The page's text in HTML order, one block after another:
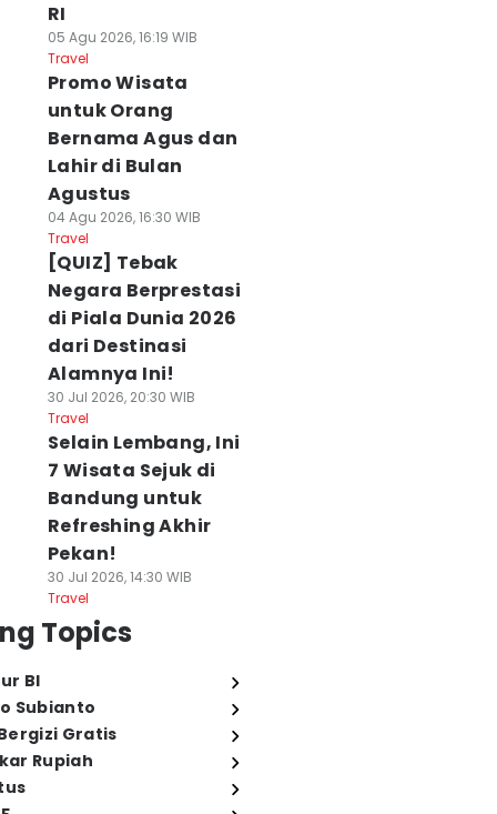
RI
05 Agu 2026, 16:19 WIB
Travel
Promo Wisata
untuk Orang
Bernama Agus dan
Lahir di Bulan
Agustus
04 Agu 2026, 16:30 WIB
Travel
[QUIZ] Tebak
Negara Berprestasi
di Piala Dunia 2026
dari Destinasi
Alamnya Ini!
30 Jul 2026, 20:30 WIB
Travel
Selain Lembang, Ini
7 Wisata Sejuk di
Bandung untuk
Refreshing Akhir
Pekan!
30 Jul 2026, 14:30 WIB
Travel
Topics
BI
Subianto
Gratis
Rupiah